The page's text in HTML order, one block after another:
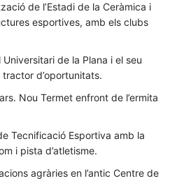
de l’Estadi de la Ceràmica i
esportives, amb els clubs
Universitari de la Plana i el seu
d’oportunitats.
Nou Termet enfront de l’ermita
Tecnificació Esportiva amb la
i pista d’atletisme.
agràries en l’antic Centre de